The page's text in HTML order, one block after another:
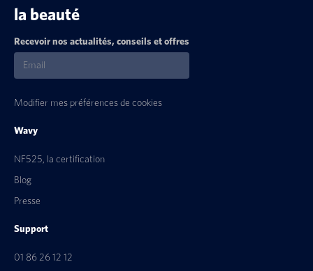
la beauté
Recevoir nos actualités, conseils et offres
Modifier mes préférences de cookies
Wavy
NF525, la certification
Blog
Presse
Support
01 86 26 12 12